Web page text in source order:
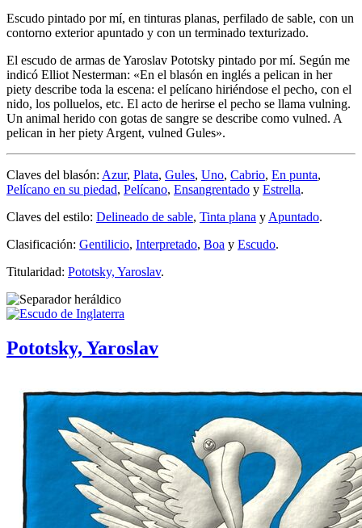
Escudo pintado por mí, en tinturas planas, perfilado de sable, con un
contorno exterior apuntado y con un terminado texturizado.
El escudo de armas de Yaroslav Pototsky pintado por mí. Según me
indicó Elliot Nesterman: «En el blasón en inglés a pelican in her
piety describe toda la escena: el pelícano hiriéndose el pecho, con el
nido, los polluelos, etc. El acto de herirse el pecho se llama vulning.
Un animal herido con gotas de sangre se describe como vulned. A
pelican in her piety Argent, vulned Gules».
Claves del blasón: Azur, Plata, Gules, Uno, Cabrio, En punta,
Pelícano en su piedad, Pelícano, Ensangrentado y Estrella.
Claves del estilo: Delineado de sable, Tinta plana y Apuntado.
Clasificación: Gentilicio, Interpretado, Boa y Escudo.
Titularidad: Pototsky, Yaroslav.
Pototsky, Yaroslav